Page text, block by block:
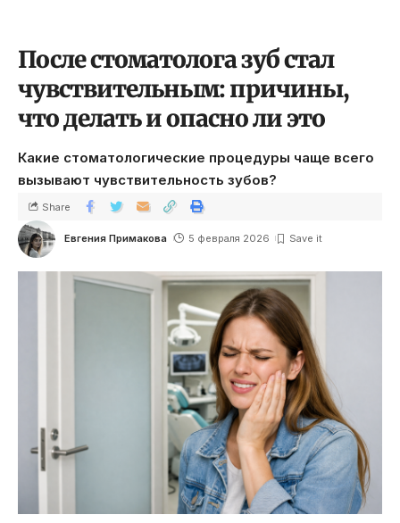
После стоматолога зуб стал
чувствительным: причины,
что делать и опасно ли это
Какие стоматологические процедуры чаще всего
вызывают чувствительность зубов?
Евгения Примакова 5 февраля 2026
Share